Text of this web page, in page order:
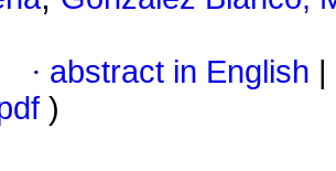
· abstract in English
)